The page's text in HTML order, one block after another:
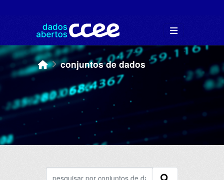
conjuntos de dados